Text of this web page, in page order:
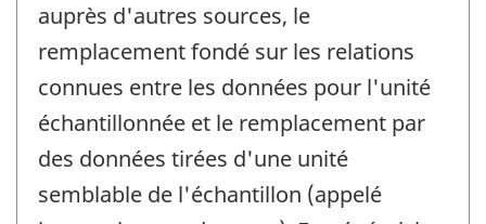
auprès d'autres sources, le
remplacement fondé sur les relations
connues entre les données pour l'unité
échantillonnée et le remplacement par
des données tirées d'une unité
semblable de l'échantillon (appelé